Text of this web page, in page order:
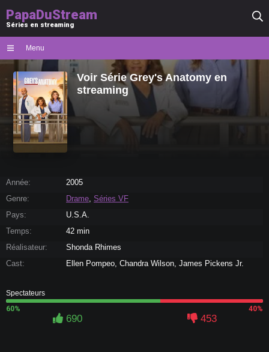
PapaDuStream
Séries en streaming
Menu
Voir Série Grey's Anatomy en
streaming
Année:
2005
Genre:
Drame, Séries VF
Pays:
U.S.A.
Temps:
42 min
Réalisateur:
Shonda Rhimes
Cast:
Ellen Pompeo, Chandra Wilson, James Pickens Jr.
Spectateurs
60%
40%
690 453